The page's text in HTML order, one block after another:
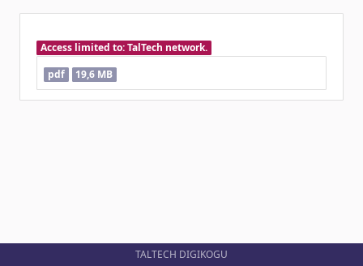
Access limited to: TalTech network.
pdf
19,6 MB
TALTECH DIGIKOGU